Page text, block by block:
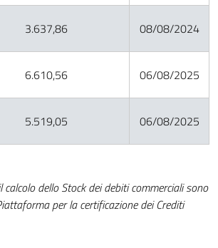
3.637,86 08/08/2024
6.610,56 06/08/2025
5.519,05 06/08/2025
dello Stock dei debiti commerciali sono
per la certificazione dei Crediti